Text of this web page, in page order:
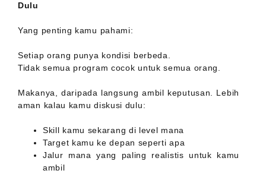
Dulu
Yang penting kamu pahami:
Setiap orang punya kondisi berbeda.
Tidak semua program cocok untuk semua orang.
Makanya, daripada langsung ambil keputusan. Lebih
aman kalau kamu diskusi dulu:
Skill kamu sekarang di level mana
Target kamu ke depan seperti apa
Jalur mana yang paling realistis untuk kamu
ambil